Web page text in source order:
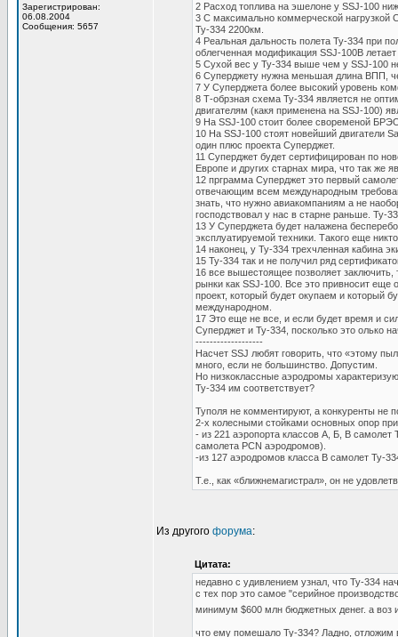
Зарегистрирован:
06.08.2004
Сообщения: 5657
2 Расход топлива на эшелоне у SSJ-100
3 С максимально коммерческой нагрузкой
Ту-334 2200км.
4 Реальная дальность полета Ту-334 при
облегченная модификация SSJ-100B
5 Сухой вес у Ту-334 выше чем у SSJ-100
6 Суперджету нужна меньшая длина ВПП,
7 У Суперджета более высокий уровень
8 Т-обрзная схема Ту-334 является не
двигателям (какя применена на SSJ-100)
9 На SSJ-100 стоит более своременой
10 На SSJ-100 стоят новейший двигатели
один плюс проекта Суперджет.
11 Суперджет будет сертифицирован по
Европе и других старнах мира, что так же
12 прграмма Суперджет это первый
отвечающим всем международным
знать, что нужно авиакомпаниям а не
господствовал у нас в старне раньше. Ту-
13 У Суперджета будет налажена
эксплуатируемой техники. Такого еще
14 наконец, у Ту-334 трехчленная кабина
15 Ту-334 так и не получил ряд
16 все вышестоящее позволяет
рынки как SSJ-100. Все это привносит еще
проект, который будет окупаем и который
международном.
17 Это еще не все, и если будет время и
Суперджет и Ту-334, посколько это олько
-------------------
Насчет SSJ любят говорить, что «этому
много, если не большинство. Допустим.
Но низкоклассные аэродромы
Ту-334 им соответствует?
Туполя не комментируют, а конкуренты не
2-х колесными стойками основных опор
- из 221 аэропорта классов А, Б, В самолет
самолета PCN аэродромов).
-из 127 аэродромов класса В самолет Ту-
Т.е., как «ближнемагистрал», он не
Из другого форума:
Цитата:
недавно с удивлением узнал, что Ту-334
с тех пор это самое "серийное
минимум $600 млн бюджетных денег. а воз
что ему помешало Ту-334? Ладно, отложим